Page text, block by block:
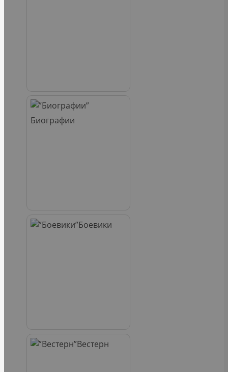
Биографии
Боевики
Вестерн